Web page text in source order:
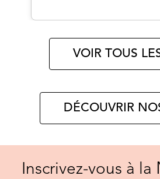
VOIR TOUS
DÉCOUVRIR
Inscrivez-vous à la